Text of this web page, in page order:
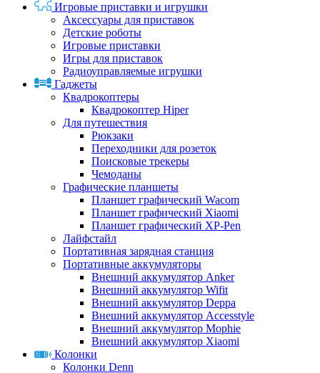
Игровые приставки и игрушки
Аксессуары для приставок
Детские роботы
Игровые приставки
Игры для приставок
Радиоуправляемые игрушки
Гаджеты
Квадрокоптеры
Квадрокоптер Hiper
Для путешествия
Рюкзаки
Переходники для розеток
Поисковые трекеры
Чемоданы
Графические планшеты
Планшет графический Wacom
Планшет графический Xiaomi
Планшет графический XP-Pen
Лайфстайл
Портативная зарядная станция
Портативные аккумуляторы
Внешний аккумулятор Anker
Внешний аккумулятор Wifit
Внешний аккумулятор Deppa
Внешний аккумулятор Accesstyle
Внешний аккумулятор Mophie
Внешний аккумулятор Xiaomi
Колонки
Колонки Denn